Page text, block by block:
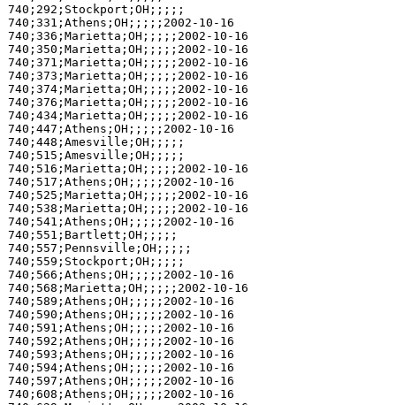
740;292;Stockport;OH;;;;;
740;331;Athens;OH;;;;;2002-10-16
740;336;Marietta;OH;;;;;2002-10-16
740;350;Marietta;OH;;;;;2002-10-16
740;371;Marietta;OH;;;;;2002-10-16
740;373;Marietta;OH;;;;;2002-10-16
740;374;Marietta;OH;;;;;2002-10-16
740;376;Marietta;OH;;;;;2002-10-16
740;434;Marietta;OH;;;;;2002-10-16
740;447;Athens;OH;;;;;2002-10-16
740;448;Amesville;OH;;;;;
740;515;Amesville;OH;;;;;
740;516;Marietta;OH;;;;;2002-10-16
740;517;Athens;OH;;;;;2002-10-16
740;525;Marietta;OH;;;;;2002-10-16
740;538;Marietta;OH;;;;;2002-10-16
740;541;Athens;OH;;;;;2002-10-16
740;551;Bartlett;OH;;;;;
740;557;Pennsville;OH;;;;;
740;559;Stockport;OH;;;;;
740;566;Athens;OH;;;;;2002-10-16
740;568;Marietta;OH;;;;;2002-10-16
740;589;Athens;OH;;;;;2002-10-16
740;590;Athens;OH;;;;;2002-10-16
740;591;Athens;OH;;;;;2002-10-16
740;592;Athens;OH;;;;;2002-10-16
740;593;Athens;OH;;;;;2002-10-16
740;594;Athens;OH;;;;;2002-10-16
740;597;Athens;OH;;;;;2002-10-16
740;608;Athens;OH;;;;;2002-10-16